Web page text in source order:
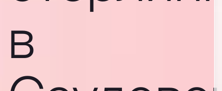
в